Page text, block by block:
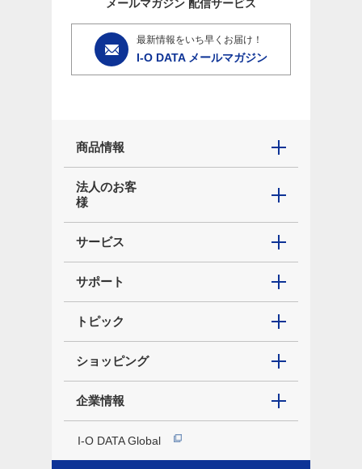
メールマガジン 配信サービス
最新情報をいち早くお届け！
I-O DATA メールマガジン
商品情報
法人のお客
様
サービス
サポート
トピック
ショッピング
企業情報
I-O DATA Global